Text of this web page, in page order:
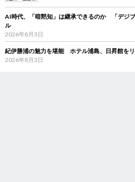
AI時代、「暗黙知」は継承できるのか 「デジ
ル
2026年8月3日
紀伊勝浦の魅力を堪能 ホテル浦島、日昇館を
2026年8月3日